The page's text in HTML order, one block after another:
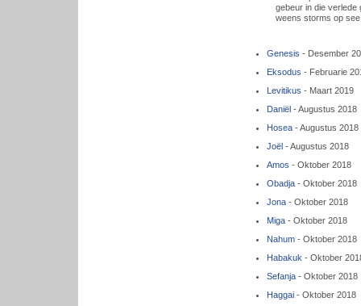
gebeur in die verlede
weens storms op
Genesis - Desember
Eksodus - Februarie
Levitikus - Maart 2019
Daniël - Augustus 2018
Hosea- Augustus 2018
Joël - Augustus 2018
Amos - Oktober 2018
Obadja- Oktober 2018
Jona- Oktober 2018
Miga- Oktober 2018
Nahum- Oktober 2018
Habakuk- Oktober
Sefanja- Oktober 2018
Haggai- Oktober 2018